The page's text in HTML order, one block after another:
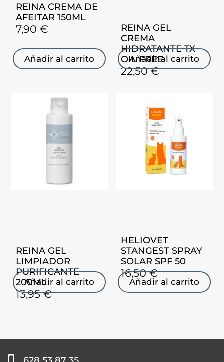
REINA CREMA DE
AFEITAR 150ML
7,90€
Añadir al carrito
REINA GEL
CREMA
HIDRATANTE TX
OIL FREE
22,50€
Añadir al carrito
REINA GEL
LIMPIADOR
PURIFICANTE
200ML
13,95€
Añadir al carrito
HELIOVET
STANGEST SPRAY
SOLAR SPF 50
16,50€
Añadir al carrito
